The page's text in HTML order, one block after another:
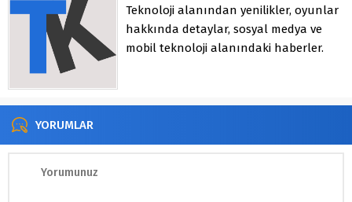
Teknoloji alanından yenilikler, oyunlar
hakkında detaylar, sosyal medya ve
mobil teknoloji alanındaki haberler.
YORUMLAR